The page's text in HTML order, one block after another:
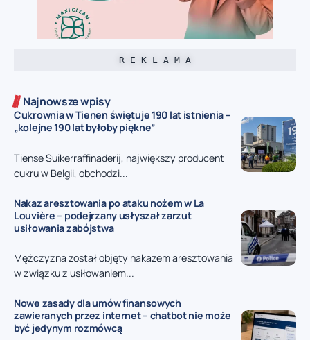
R E K L A M A
Najnowsze wpisy
Cukrownia w Tienen świętuje 190 lat istnienia –
„kolejne 190 lat byłoby piękne”
Tiense Suikerraffinaderij, największy producent
cukru w Belgii, obchodzi...
Nakaz aresztowania po ataku nożem w La
Louvière – podejrzany usłyszał zarzut
usiłowania zabójstwa
Mężczyzna został objęty nakazem aresztowania
w związku z usiłowaniem...
Nowe zasady dla umów finansowych
zawieranych przez internet – chatbot nie może
być jedynym rozmówcą